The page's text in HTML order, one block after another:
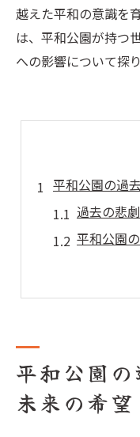
越えた平和の意識を
は、平和公園が持つ
への影響について探り
平和公園の過
過去の悲
平和公園
未来を見
戦争の記憶を
平和公園
平和公園
未来の希望